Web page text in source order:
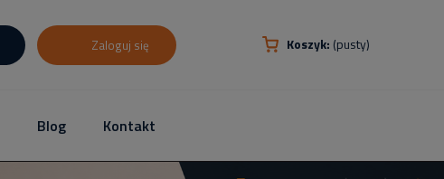
Koszyk: (pusty)
Zaloguj się
Blog Kontakt